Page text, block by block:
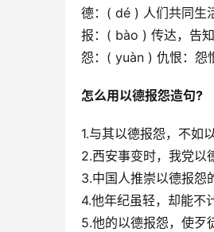
德：( dé ) 人们共同生
报：( bào ) 传达，告
怨：( yuàn ) 仇恨：怨
怎么用以德报怨造句?
1.与其以德报怨，不如
2.西安事变时，我党以
3.中国人推崇以德报怨
4.他年纪虽轻，却能不
5.他的以德报怨，使歹